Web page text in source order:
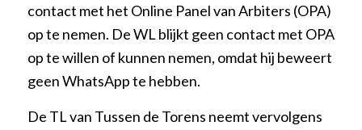
contact met het Online Panel van Arbiters (OPA)
op te nemen. De WL blijkt geen contact met OPA
op te willen of kunnen nemen, omdat hij beweert
geen WhatsApp te hebben.
De TL van Tussen de Torens neemt vervolgens